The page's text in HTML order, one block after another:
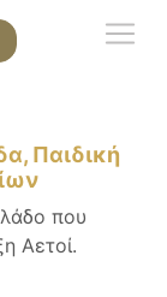
Παιδική
που
Αετοί.